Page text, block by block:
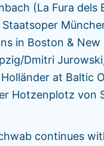
(La Fura dels
in Boston & New
Dmitri
at Baltic
Hotzenplotz von
continues